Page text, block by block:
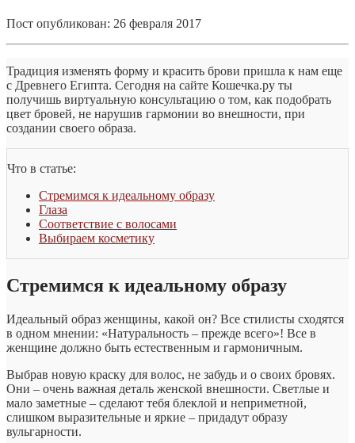
Пост опубликован: 26 февраля 2017
Традиция изменять форму и красить брови пришла к нам еще
с Древнего Египта. Сегодня на сайте Кошечка.ру ты
получишь виртуальную консультацию о том, как подобрать
цвет бровей, не нарушив гармонии во внешности, при
создании своего образа.
Что в статье:
Стремимся к идеальному образу
Глаза
Соответствие с волосами
Выбираем косметику
Стремимся к идеальному образу
Идеальный образ женщины, какой он? Все стилисты сходятся
в одном мнении: «Натуральность – прежде всего»! Все в
женщине должно быть естественным и гармоничным.
Выбрав новую краску для волос, не забудь и о своих бровях.
Они – очень важная деталь женской внешности. Светлые и
мало заметные – сделают тебя блеклой и неприметной,
слишком выразительные и яркие – придадут образу
вульгарности.